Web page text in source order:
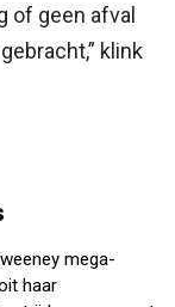
of geen afval
klink
mega-
haar